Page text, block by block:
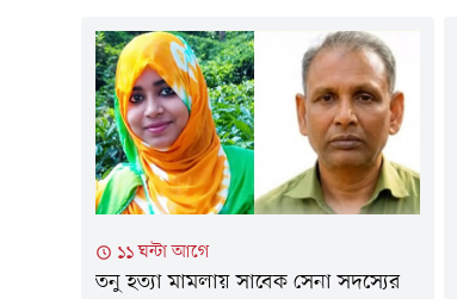
১১ ঘন্টা আগে
তনু হত্যা মামলায় সাবেক সেনা সদস্যের